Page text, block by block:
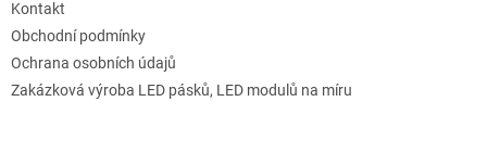
Kontakt
Obchodní podmínky
Ochrana osobních údajů
Zakázková výroba LED pásků, LED modulů na míru